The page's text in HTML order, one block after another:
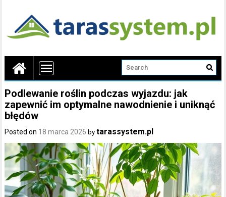
Podlewanie roślin podczas wyjazdu: jak
zapewnić im optymalne nawodnienie i uniknąć
błędów
Posted on 18 marca 2026 bytarassystem.pl